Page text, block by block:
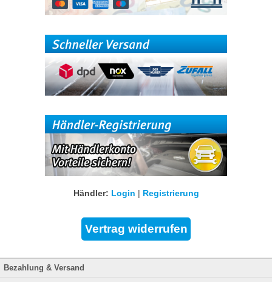
Händler: Login | Registrierung
Bezahlung & Versand